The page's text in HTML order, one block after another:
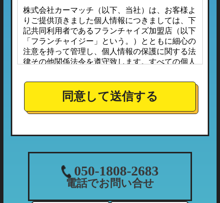
株式会社カーマッチ（以下、当社）は、お客様よ
りご提供頂きました個人情報につきましては、下
記共同利用者であるフランチャイズ加盟店（以下
「フランチャイジー」という。）とともに細心の
注意を持って管理し、個人情報の保護に関する法
律その他関係法令を遵守致します。すべての個人
ほか、お客様ご本人の同意なしに第三者へ開示ま
たは提供されることはありません。
また、フランチャイジーとの間においては、事前
に個人情報保護に対する安全性を審査の上、個人
こととしており、適切な管理監督を行ってまいり
当社が収集する個人情報につきましては、下記の
利用目的の範囲内において利用させて頂きます。
同意して送信する
050-1808-2683
電話でお問い合せ